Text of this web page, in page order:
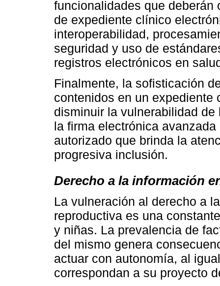
funcionalidades que
de expediente clínico
interoperabilidad,
seguridad y uso de
registros electrónicos en
Finalmente, la sofisticación
contenidos en un
disminuir la vulnerabilidad
la firma electrónica
autorizado que brinda la
progresiva inclusión.
Derecho a la información
La vulneración al derecho a
reproductiva es una
y niñas. La prevalencia de
del mismo genera
actuar con autonomía, al
correspondan a su proyecto